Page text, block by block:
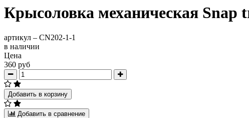
Крысоловка механическая Snap
артикул – CN202-1-1
в наличии
Цена
360 руб
Добавить в корзину
Добавить в сравнение